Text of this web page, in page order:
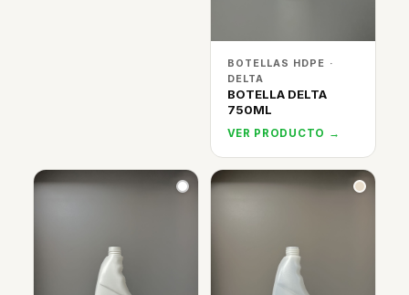
BOTELLAS HDPE ·
DELTA
BOTELLA DELTA
750ML
VER PRODUCTO →